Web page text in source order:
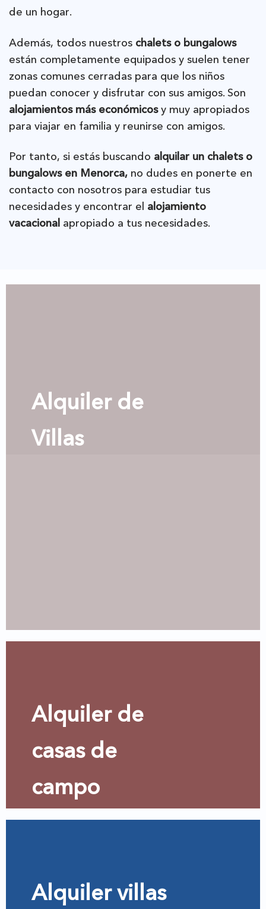
de un hogar.
Además, todos nuestros chalets o bungalows
están completamente equipados y suelen tener
zonas comunes cerradas para que los niños
puedan conocer y disfrutar con sus amigos. Son
alojamientos más económicosy muy apropiados
para viajar en familia y reunirse con amigos.
Por tanto, si estás buscando alquilar un chalets o
bungalows en Menorca, no dudes en ponerte en
contacto con nosotros para estudiar tus
necesidades y encontrar el alojamiento
vacacional apropiado a tus necesidades.
Alquiler de
Villas
Alquiler de
casas de
campo
Alquiler villas